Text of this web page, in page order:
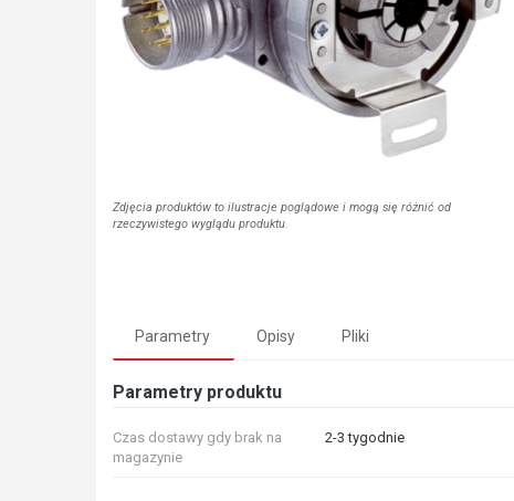
Zdjęcia produktów to ilustracje poglądowe i mogą się różnić od
rzeczywistego wyglądu produktu.
Parametry Opisy Pliki
Parametry produktu
Czas dostawy gdy brak na
magazynie
2-3 tygodnie